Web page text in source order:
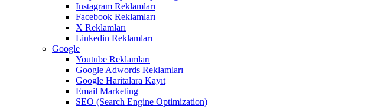
Instagram Reklamları
Facebook Reklamları
X Reklamları
Linkedin Reklamları
Google
Youtube Reklamları
Google Adwords Reklamları
Google Haritalara Kayıt
Email Marketing
SEO (Search Engine Optimization)